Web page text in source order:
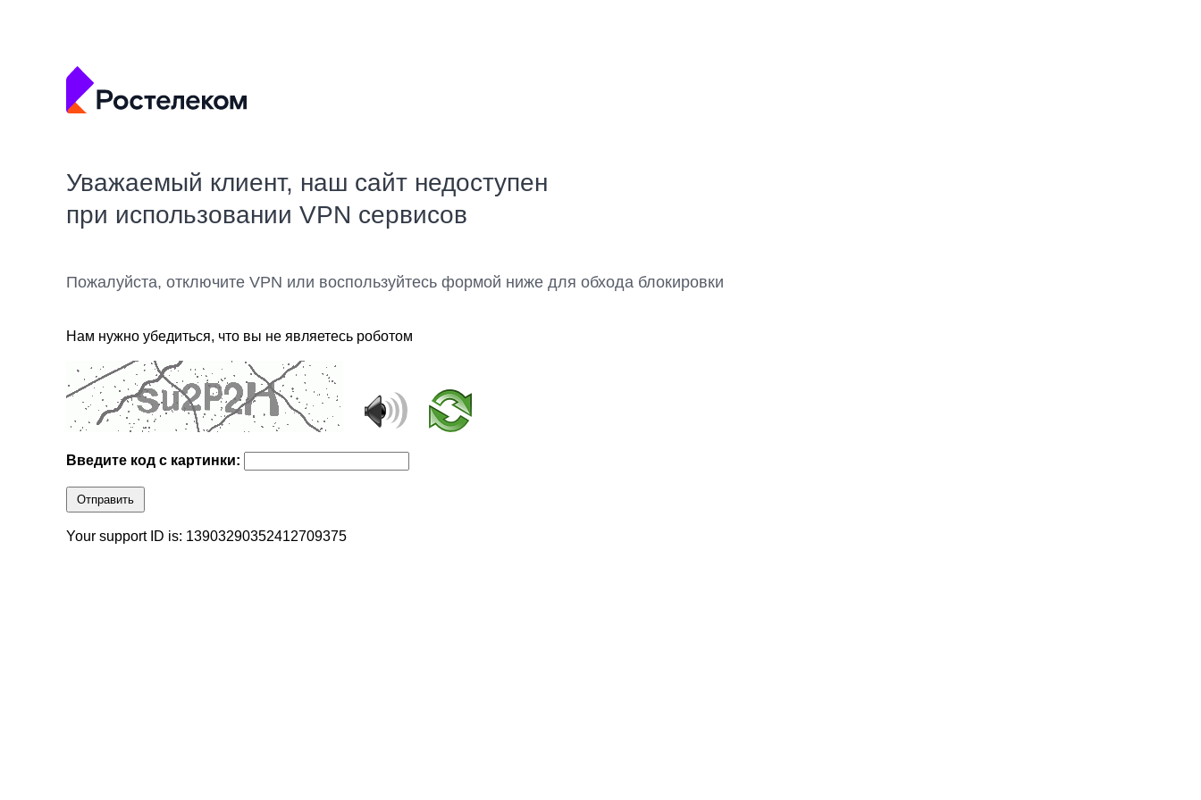
Уважаемый клиент, наш сайт недоступен
при использовании VPN сервисов
Пожалуйста, отключите VPN или воспользуйтесь формой ниже для обхода блокировки
Нам нужно убедиться, что вы не являетесь роботом
Введите код с картинки:
Отправить
Your support ID is: 13903290352412709375